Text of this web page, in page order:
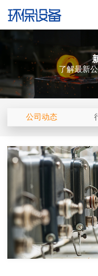
了解最新
公司动态